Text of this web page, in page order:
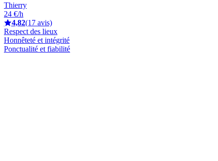
Thierry
24 €/h
4,82(17 avis)
Respect des lieux
Honnêteté et intégrité
Ponctualité et fiabilité